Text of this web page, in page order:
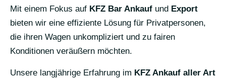
Mit einem Fokus auf KFZ Bar Ankauf und Export
bieten wir eine effiziente Lösung für Privatpersonen,
die ihren Wagen unkompliziert und zu fairen
Konditionen veräußern möchten.
Unsere langjährige Erfahrung im KFZ Ankauf aller Art